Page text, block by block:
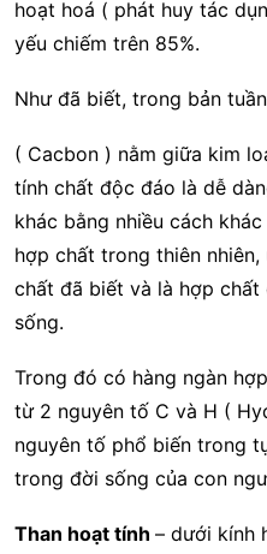
hoạt hoá ( phát huy tác
yếu chiếm trên 85%.
Như đã biết, trong bản
( Cacbon ) nằm giữa kim
tính chất độc đáo là dễ
khác bằng nhiều cách
hợp chất trong thiên
chất đã biết và là hợp
sống.
Trong đó có hàng ngàn
từ 2 nguyên tố C và H (
nguyên tố phổ biến trong
trong đời sống của con
Than hoạt tính – dưới kính